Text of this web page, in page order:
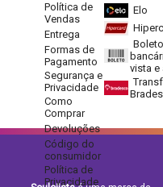
Política de
Vendas
Entrega
Formas de
Pagamento
Segurança e
Privacidade
Como
Comprar
Devoluções
Código do
consumidor
Política de
Privacidade
Elo
Boleto
vista e